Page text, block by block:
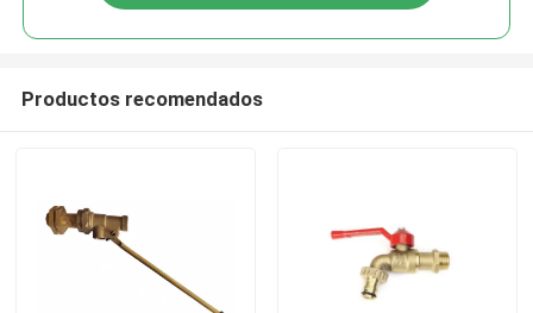
Productos recomendados